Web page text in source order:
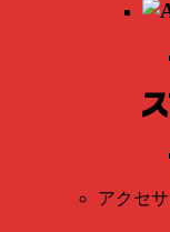
アクセサ